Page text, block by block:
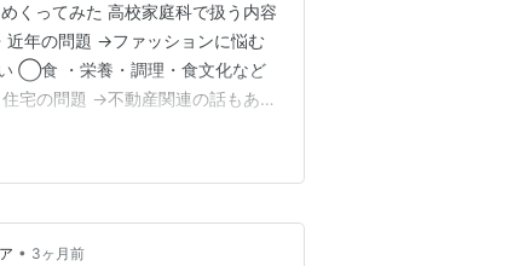
くってみた 高校家庭科で扱う内容
年の問題 →ファッションに悩む
◯食 ・栄養・調理・食文化など
宅の問題 →不動産関連の話もある
離婚 遺言に関する民法の話や 青
• 3ヶ月前